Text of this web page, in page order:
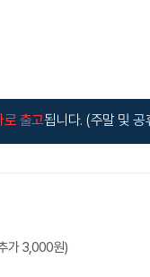
로 출고됩니다. (주말 및
가3,000원)